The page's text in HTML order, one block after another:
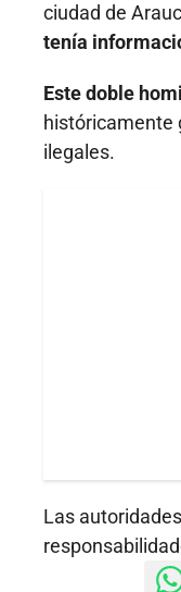
ciudad de
tenía
Este doble
históricamente
ilegales.
Las